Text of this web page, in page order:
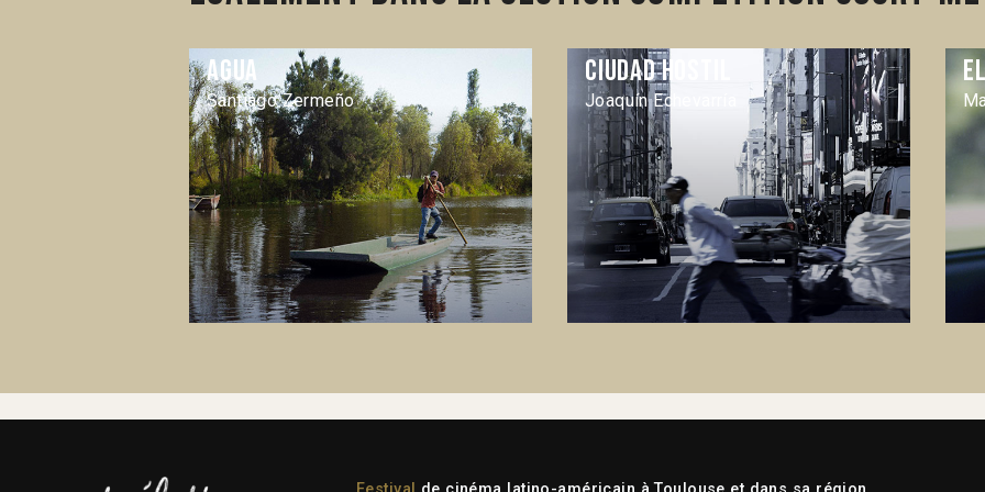
Agua
Santiago Zermeño
Ciudad hostil
Joaquín Echevarría